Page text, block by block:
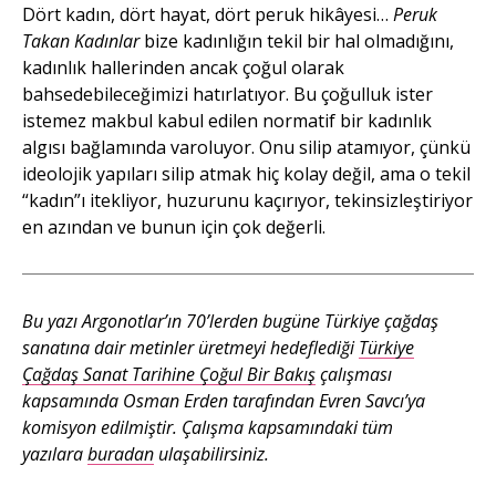
Dört kadın, dört hayat, dört peruk hikâyesi… Peruk
Takan Kadınlarbize kadınlığın tekil bir hal olmadığını,
kadınlık hallerinden ancak çoğul olarak
bahsedebileceğimizi hatırlatıyor. Bu çoğulluk ister
istemez makbul kabul edilen normatif bir kadınlık
algısı bağlamında varoluyor. Onu silip atamıyor, çünkü
ideolojik yapıları silip atmak hiç kolay değil, ama o tekil
“kadın”ı itekliyor, huzurunu kaçırıyor, tekinsizleştiriyor
en azından ve bunun için çok değerli.
Bu yazı Argonotlar’ın 70’lerden bugüne Türkiye çağdaş
sanatına dair metinler üretmeyi hedeflediğiTürkiye
Çağdaş Sanat Tarihine Çoğul Bir Bakışçalışması
kapsamında Osman Erden tarafından Evren Savcı’ya
komisyon edilmiştir. Çalışma kapsamındaki tüm
yazılaraburadan ulaşabilirsiniz.